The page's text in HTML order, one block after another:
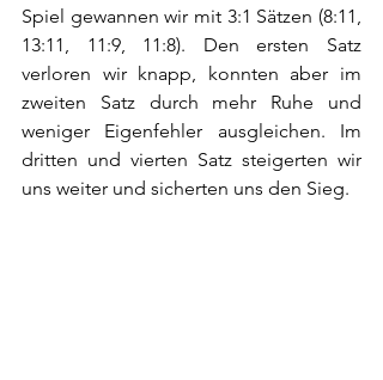
Spiel gewannen wir mit 3:1 Sätzen (8:11,
13:11, 11:9, 11:8). Den ersten Satz
verloren wir knapp, konnten aber im
zweiten Satz durch mehr Ruhe und
weniger Eigenfehler ausgleichen. Im
dritten und vierten Satz steigerten wir
uns weiter und sicherten uns den Sieg.